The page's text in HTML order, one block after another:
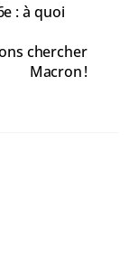
: à quoi
chercher
Macron !